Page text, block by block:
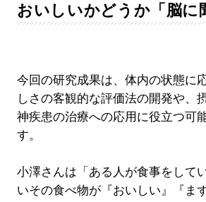
おいしいかどうか「脳に
今回の研究成果は、体内の状態に
しさの客観的な評価法の開発や、
神疾患の治療への応用に役立つ可
す。
小澤さんは「ある人が食事をして
いその食べ物が『おいしい』『ま